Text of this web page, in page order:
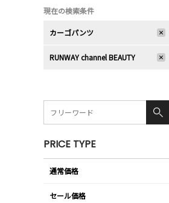
現在の検索条件
カーゴパンツ
RUNWAY channel BEAUTY
PRICE TYPE
通常価格
セール価格